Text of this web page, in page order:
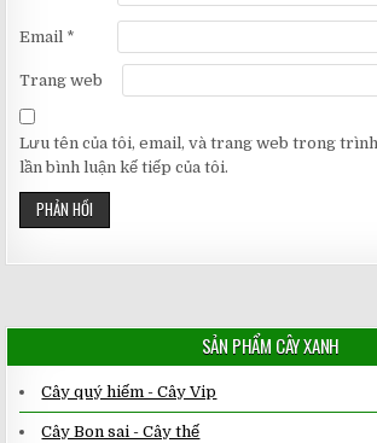
Email *
Trang web
Lưu tên của tôi, email, và trang web trong
lần bình luận kế tiếp của tôi.
SẢN PHẨM CÂY XANH
Cây quý hiếm - Cây Vip
Cây Bon sai - Cây thế